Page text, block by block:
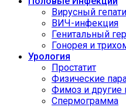
Вирусный
ВИЧ-инфекция
Генитальный
Гонорея и
Урология
Простатит
Физические
Фимоз и другие
Спермограмма